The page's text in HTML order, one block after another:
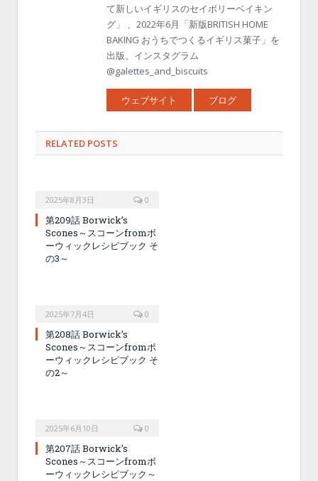
て新しいイギリスのセイボリーベイキン
グ」 、2022年6月「新版BRITISH HOME
BAKING おうちでつくるイギリス菓子」を
出版。インスタグラム
@galettes_and_biscuits
ウェブサイト ブログ
RELATED POSTS
2025年8月3日 0
第209話 Borwick’s
Scones～スコーンfromボ
ーウィックレシピブック そ
の3～
2025年7月4日 0
第208話 Borwick’s
Scones～スコーンfromボ
ーウィックレシピブック そ
の2～
2025年6月10日 0
第207話 Borwick’s
Scones～スコーンfromボ
ーウィックレシピブック～